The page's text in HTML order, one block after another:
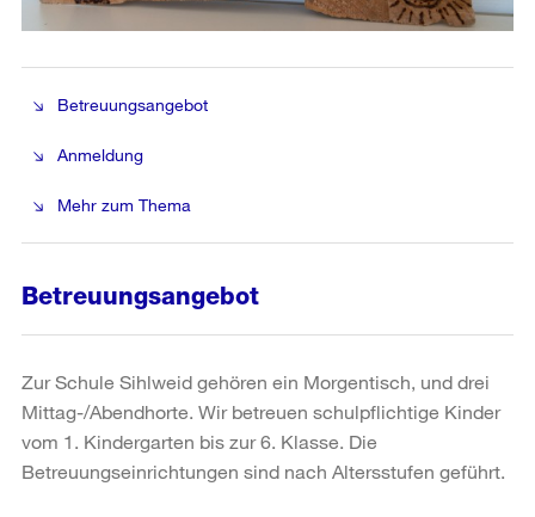
Betreuungsangebot
Anmeldung
Mehr zum Thema
Betreuungsangebot
Zur Schule Sihlweid gehören ein Morgentisch, und drei
Mittag-/Abendhorte. Wir betreuen schulpflichtige Kinder
vom 1. Kindergarten bis zur 6. Klasse. Die
Betreuungseinrichtungen sind nach Altersstufen geführt.